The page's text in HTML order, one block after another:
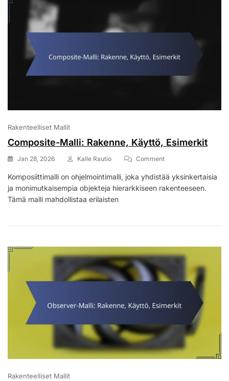
Rakenteelliset Mallit
Composite-Malli: Rakenne, Käyttö, Esimerkit
Jan 28, 2026 Kalle Rautio CommentOn
Malli:
Rakenne,
Komposiittimalli on ohjelmointimalli, joka yhdistää yksinkertaisia
ja monimutkaisempia objekteja hierarkkiseen rakenteeseen.
Tämä malli mahdollistaa erilaisten
Rakenteelliset Mallit